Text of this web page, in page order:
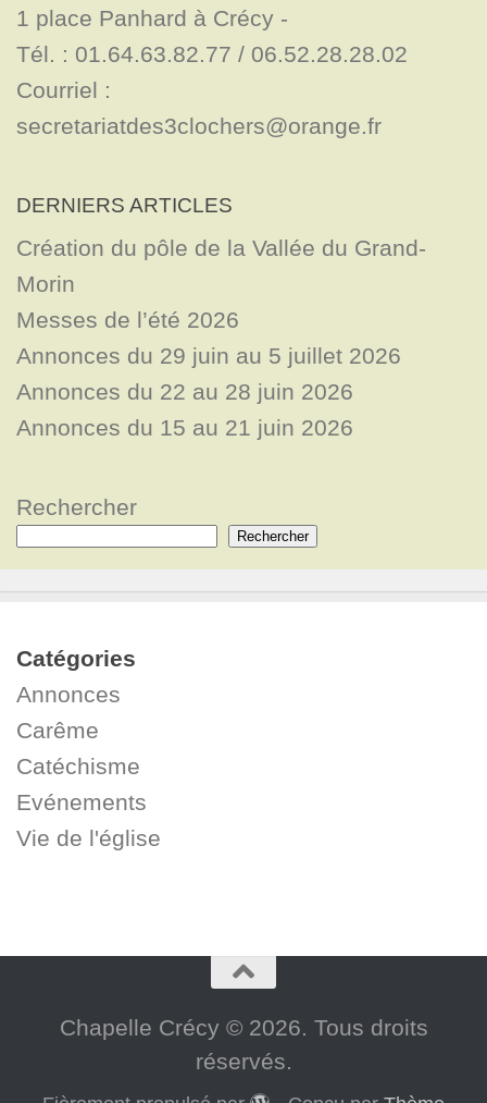
1 place Panhard à Crécy -
Tél. : 01.64.63.82.77 / 06.52.28.28.02
Courriel :
secretariatdes3clochers@orange.fr
DERNIERS ARTICLES
Création du pôle de la Vallée du Grand-
Morin
Messes de l’été 2026
Annonces du 29 juin au 5 juillet 2026
Annonces du 22 au 28 juin 2026
Annonces du 15 au 21 juin 2026
Rechercher
Rechercher
Catégories
Annonces
Carême
Catéchisme
Evénements
Vie de l'église
Chapelle Crécy © 2026. Tous droits
réservés.